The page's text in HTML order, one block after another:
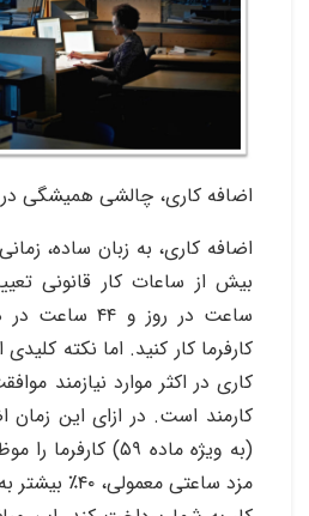
اضافه کاری، چالشی همیشگی در
اضافه کاری، به زبان ساده،
ساعت در روز و
کارفرما کار کنید. اما نکته
کاری در اکثر موارد نیازمند
کارمند است. در ازای این زمان
(به ویژه ماده ۵۹)
مزد ساعتی